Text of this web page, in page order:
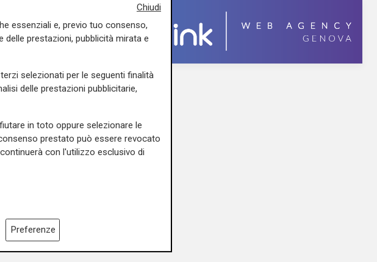
Chiudi
essenziali e, previo tuo consenso,
delle prestazioni, pubblicità mirata e
selezionati per le seguenti finalità
delle prestazioni pubblicitarie,
in toto oppure selezionare le
prestato può essere revocato
con l'utilizzo esclusivo di
Preferenze